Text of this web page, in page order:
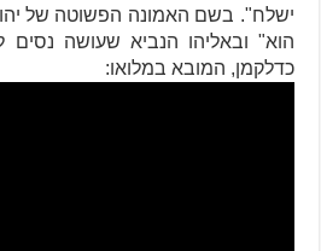
ישלח". בשם האמונה הפשוטה של
הוא" ובאליהו הנביא שעושה
כדלקמן, המובא